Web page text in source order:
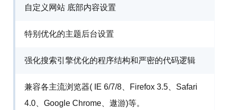
自定义网站 底部内容设置
特别优化的主题后台设置
强化搜索引擎优化的程序结构和严密的代码逻辑
兼容各主流浏览器( IE 6/7/8、Firefox 3.5、Safari
4.0、Google Chrome、遨游)等。